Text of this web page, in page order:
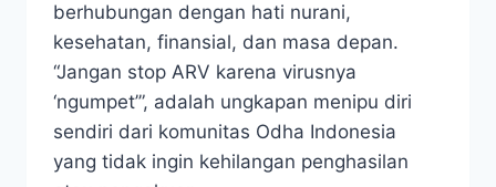
berhubungan dengan hati nurani,
kesehatan, finansial, dan masa depan.
“Jangan stop ARV karena virusnya
‘ngumpet’”, adalah ungkapan menipu diri
sendiri dari komunitas Odha Indonesia
yang tidak ingin kehilangan penghasilan